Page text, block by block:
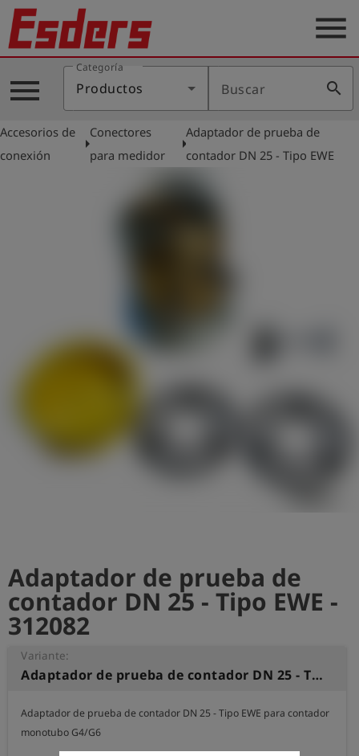
Productos
Blog
Aplicaciones
Iniciar
sesión
menu
menu
Categoría
Productos Buscar search
Accesorios de
conexión
arrow_right
Conectores
para medidor
arrow_right
Adaptador de prueba de
contador DN 25 - Tipo EWE
Adaptador de prueba de
contador DN 25 - Tipo EWE -
312082
Variante:
Adaptador de prueba de contador DN 25 - Tipo EWE
Adaptador de prueba de contador DN 25 - Tipo EWE para contador
monotubo G4/G6